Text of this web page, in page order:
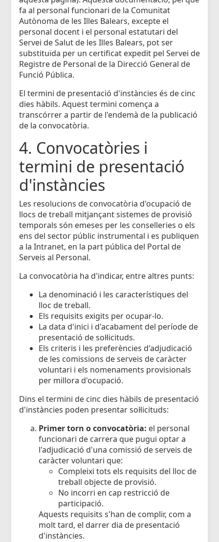
fa al personal funcionari de la Comunitat
Autònoma de les Illes Balears, excepte el
personal docent i el personal estatutari del
Servei de Salut de les Illes Balears, pot ser
substituïda per un certificat expedit pel Servei de
Registre de Personal de la Direcció General de
Funció Pública.
El termini de presentació d'instàncies és de cinc
dies hàbils. Aquest termini comença a
transcórrer a partir de l'endemà de la publicació
de la convocatòria.
4. Convocatòries i
termini de presentació
d'instàncies
Les resolucions de convocatòria d'ocupació de
llocs de treball mitjançant sistemes de provisió
temporals són emeses per les conselleries o els
ens del sector públic instrumental i es publiquen
a la Intranet, en la part pública del Portal de
Serveis al Personal.
La convocatòria ha d'indicar, entre altres punts:
La denominació i les característiques del
lloc de treball.
Els requisits exigits per ocupar-lo.
La data d'inici i d'acabament del període de
presentació de sol·licituds.
Els criteris i les preferències d'adjudicació
de les comissions de serveis de caràcter
voluntari i els nomenaments provisionals
per millora d'ocupació.
Dins el termini de cinc dies hàbils de presentació
d'instàncies poden presentar sol·licituds:
Primer torn o convocatòria: el personal
funcionari de carrera que pugui optar a
l'adjudicació d'una comissió de serveis de
caràcter voluntari que:
Compleixi tots els requisits del lloc de
treball objecte de provisió.
No incorri en cap restricció de
participació.
Aquests requisits s'han de complir, com a
molt tard, el darrer dia de presentació
d'instàncies.